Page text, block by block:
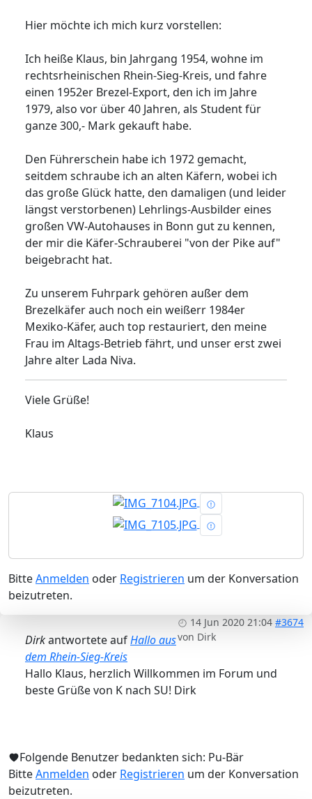
Hier möchte ich mich kurz vorstellen:
Ich heiße Klaus, bin Jahrgang 1954, wohne im
rechtsrheinischen Rhein-Sieg-Kreis, und fahre
einen 1952er Brezel-Export, den ich im Jahre
1979, also vor über 40 Jahren, als Student für
ganze 300,- Mark gekauft habe.
Den Führerschein habe ich 1972 gemacht,
seitdem schraube ich an alten Käfern, wobei ich
das große Glück hatte, den damaligen (und leider
längst verstorbenen) Lehrlings-Ausbilder eines
großen VW-Autohauses in Bonn gut zu kennen,
der mir die Käfer-Schrauberei "von der Pike auf"
beigebracht hat.
Zu unserem Fuhrpark gehören außer dem
Brezelkäfer auch noch ein weißerr 1984er
Mexiko-Käfer, auch top restauriert, den meine
Frau im Altags-Betrieb fährt, und unser erst zwei
Jahre alter Lada Niva.
Viele Grüße!
Klaus
BitteAnmelden oder Registrieren um der Konversation
beizutreten.
14 Jun 2020 21:04 #3674
von Dirk
Dirkantwortete aufHallo aus
dem Rhein-Sieg-Kreis
Hallo Klaus, herzlich Willkommen im Forum und
beste Grüße von K nach SU! Dirk
Folgende Benutzer bedankten sich: Pu-Bär
BitteAnmelden oder Registrieren um der Konversation
beizutreten.